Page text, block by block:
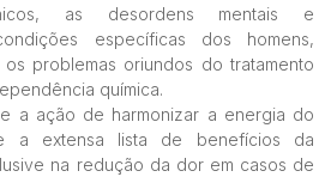
as desordens mentais e
específicas dos homens,
problemas oriundos do tratamento
química.
a ação de harmonizar a energia do
a extensa lista de benefícios da
na redução da dor em casos de